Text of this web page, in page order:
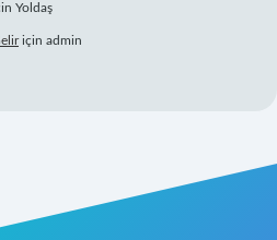
Yoldaş
için admin